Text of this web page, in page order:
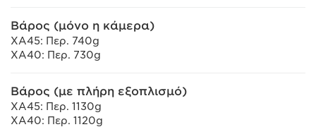
Βάρος (μόνο η κάμερα)
XA45: Περ. 740g
XA40: Περ. 730g
Βάρος (με πλήρη εξοπλισμό)
XA45: Περ. 1130g
XA40: Περ. 1120g